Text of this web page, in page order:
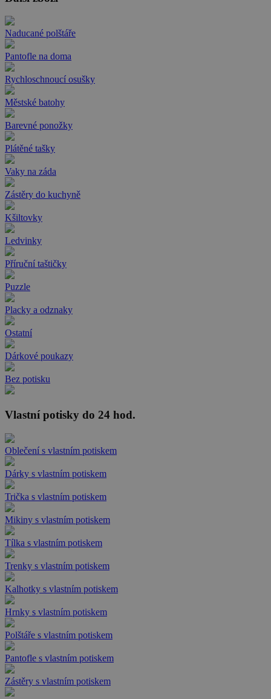
Naducané polštáře
Pantofle na doma
Rychloschnoucí osušky
Městské batohy
Barevné ponožky
Plátěné tašky
Vaky na záda
Zástěry do kuchyně
Kšiltovky
Ledvinky
Příruční taštičky
Puzzle
Placky a odznaky
Ostatní
Dárkové poukazy
Bez potisku
Vlastní potisky do 24 hod.
Oblečení s vlastním potiskem
Dárky s vlastním potiskem
Trička s vlastním potiskem
Mikiny s vlastním potiskem
Tílka s vlastním potiskem
Trenky s vlastním potiskem
Kalhotky s vlastním potiskem
Hrnky s vlastním potiskem
Polštáře s vlastním potiskem
Pantofle s vlastním potiskem
Zástěry s vlastním potiskem